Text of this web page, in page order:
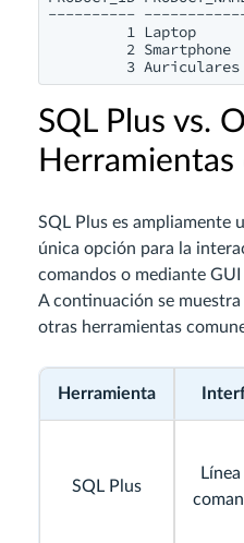
----------
1 Laptop
2 Smartphone
3
SQL Plus vs.
Herramientas
SQL Plus es ampliamente
única opción para la
comandos o mediante
A continuación se
otras herramientas
Herramienta
SQL Plus